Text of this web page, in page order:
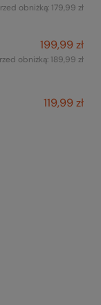
obniżką:179,99 zł
199,99 zł
obniżką:189,99 zł
119,99 zł